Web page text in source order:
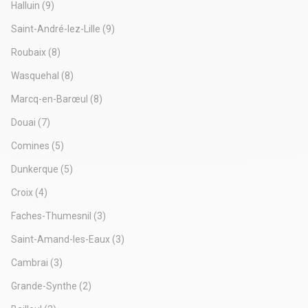
Hauteurs du bâtiment sous ferme 9,30 M/sous poutre 8,5 M;
Halluin (9)
Saint-André-lez-Lille (9)
Roubaix (8)
Wasquehal (8)
Marcq-en-Barœul (8)
Douai (7)
Comines (5)
Dunkerque (5)
Croix (4)
Faches-Thumesnil (3)
Saint-Amand-les-Eaux (3)
Cambrai (3)
Grande-Synthe (2)